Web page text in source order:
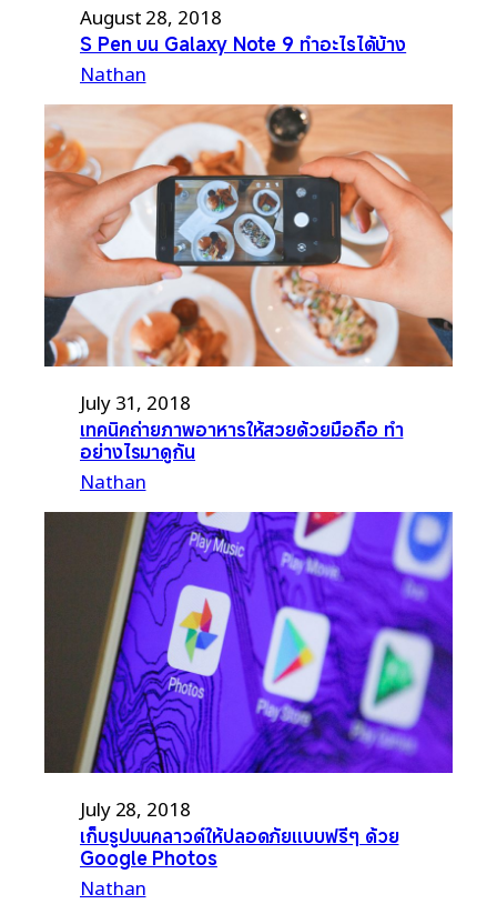
August 28, 2018
S Pen บน Galaxy Note 9 ทำอะไรได้บ้าง
Nathan
July 31, 2018
เทคนิคถ่ายภาพอาหารให้สวยด้วยมือถือ ทำ
อย่างไรมาดูกัน
Nathan
July 28, 2018
เก็บรูปบนคลาวด์ให้ปลอดภัยแบบฟรีๆ ด้วย
Google Photos
Nathan